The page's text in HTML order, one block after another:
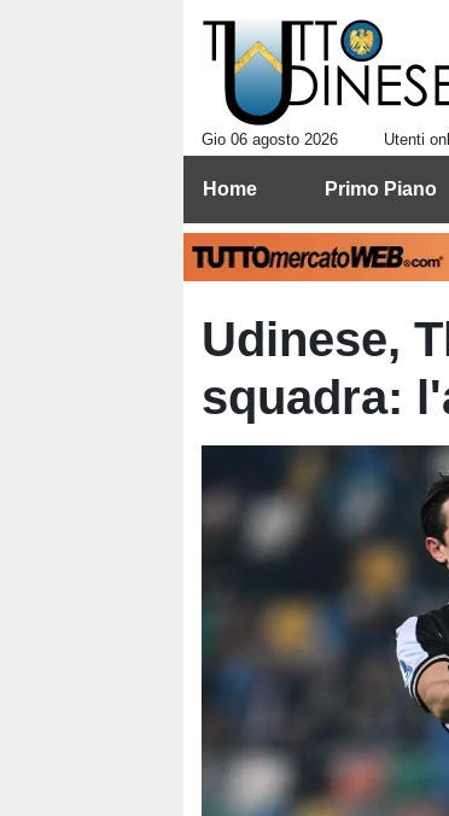
Gio 06 agosto 2026 Utenti
Home Primo Piano
Udinese,
squadra: